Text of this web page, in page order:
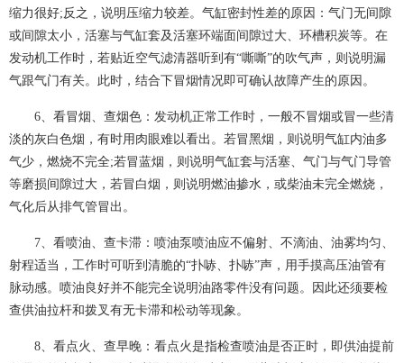
缩力很好;反之，说明压缩力较差。气缸密封性差的原因：气门无间隙
或间隙太小，活塞与气缸套及活塞环端面间隙过大、环槽积炭等。在
发动机工作时，若贴近空气滤清器听到有“嘶嘶”的吹气声，则说明漏
气跟气门有关。此时，结合下冒烟情况即可确认故障产生的原因。
6、看冒烟、查烟色：发动机正常工作时，一般不冒烟或冒一些清
淡的灰白色烟，有时用肉眼难以看出。若冒黑烟，则说明气缸内油多
气少，燃烧不完全;若冒蓝烟，则说明气缸套与活塞、气门与气门导管
等磨损间隙过大，若冒白烟，则说明燃油掺水，或柴油未完全燃烧，
气化后从排气管冒出。
7、看喷油、查卡滞：喷油泵喷油应不偏射、不滴油、油雾均匀、
射程适当，工作时可听到清脆的“扑哧、扑哧”声，用手摸高压油管有
脉动感。喷油良好并不能完全说明油路零件没有问题。因此还须要检
查供油拉杆和拨叉有无卡滞和松动等现象。
8、看点火、查早晚：看点火是指检查喷油是否正时，即供油提前